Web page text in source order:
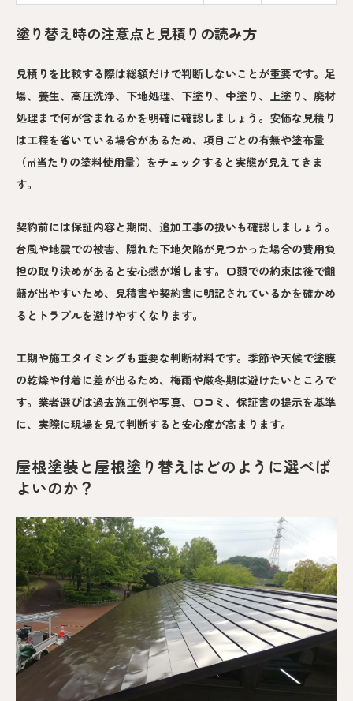
塗り替え時の注意点と見積りの読み方
見積りを比較する際は総額だけで判断しないことが重要です。足
場、養生、高圧洗浄、下地処理、下塗り、中塗り、上塗り、廃材
処理まで何が含まれるかを明確に確認しましょう。安価な見積り
は工程を省いている場合があるため、項目ごとの有無や塗布量
（㎡当たりの塗料使用量）をチェックすると実態が見えてきま
す。
契約前には保証内容と期間、追加工事の扱いも確認しましょう。
台風や地震での被害、隠れた下地欠陥が見つかった場合の費用負
担の取り決めがあると安心感が増します。口頭での約束は後で齟
齬が出やすいため、見積書や契約書に明記されているかを確かめ
るとトラブルを避けやすくなります。
工期や施工タイミングも重要な判断材料です。季節や天候で塗膜
の乾燥や付着に差が出るため、梅雨や厳冬期は避けたいところで
す。業者選びは過去施工例や写真、口コミ、保証書の提示を基準
に、実際に現場を見て判断すると安心度が高まります。
屋根塗装と屋根塗り替えはどのように選べば
よいのか？